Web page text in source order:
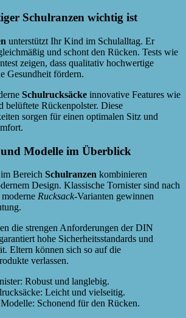
Schulranzen wichtig ist
unterstützt Ihr Kind im Schulalltag. Er
und schont den Rücken. Tests wie
zeigen, dass qualitativ hochwertige
Gesundheit fördern.
Schulrucksäcke innovative Features wie
belüftete Rückenpolster. Diese
sorgen für einen optimalen Sitz und
Modelle im Überblick
Bereich Schulranzen kombinieren
Design. Klassische Tornister sind nach
Rucksack-Varianten gewinnen
die strengen Anforderungen der DIN
garantiert hohe Sicherheitsstandards und
Eltern können sich so auf die
verlassen.
Robust und langlebig.
Leicht und vielseitig.
Schonend für den Rücken.